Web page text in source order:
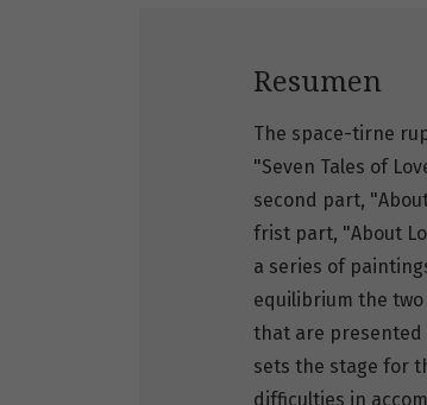
Resumen
The space-tirne
"Seven Tales of
second part,
frist part, "About
a series of
equilibrium the
that are presented
sets the stage for
difficulties in